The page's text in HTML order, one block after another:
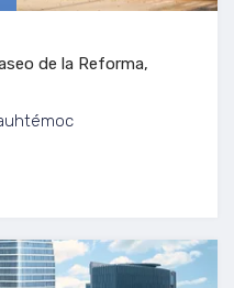
de la Reforma,